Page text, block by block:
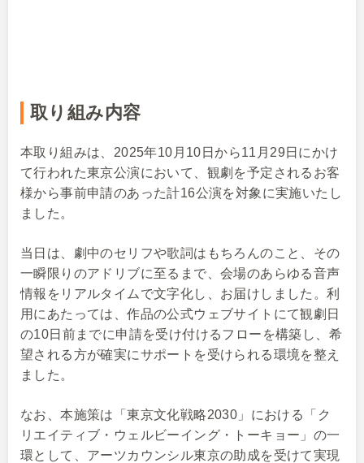
取り組み内容
本取り組みは、2025年10月10日から11月29日にかけ
て行われた東京公演において、観劇を予定されるお客
様から事前申請のあった計16公演を対象に実施いたし
ました。
当日は、劇中のセリフや歌詞はもちろんのこと、その
一瞬限りのアドリブに至るまで、会場のあらゆる音声
情報をリアルタイムで文字化し、お届けしました。利
用にあたっては、作品の公式ウェブサイトにて観劇日
の10日前までに申請を受け付けるフローを構築し、希
望される方が確実にサポートを受けられる環境を整え
ました。
なお、本施策は「東京文化戦略2030」における「ク
リエイティブ・ウェルビーイング・トーキョー」の一
環として、アーツカウンシル東京の助成を受けて実現